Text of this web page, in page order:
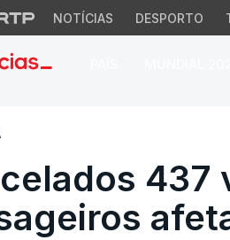
NOTÍCIAS DESPORTO
437
437